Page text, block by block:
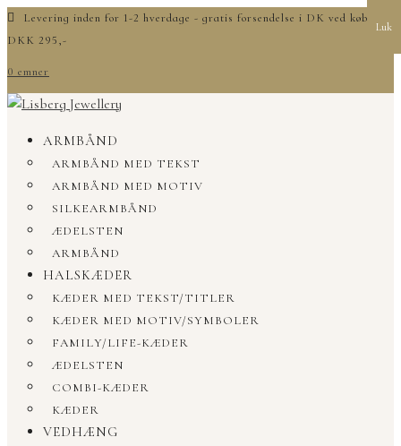
Levering inden for 1-2 hverdage - gratis forsendelse i DK ved køb over
DKK 295,-
0 emner
ARMBÅND
ARMBÅND MED TEKST
ARMBÅND MED MOTIV
SILKEARMBÅND
ÆDELSTEN
ARMBÅND
HALSKÆDER
KÆDER MED TEKST/TITLER
KÆDER MED MOTIV/SYMBOLER
FAMILY/LIFE-KÆDER
ÆDELSTEN
COMBI-KÆDER
KÆDER
VEDHÆNG
Luk